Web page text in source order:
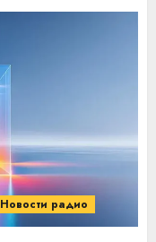
Новости радио